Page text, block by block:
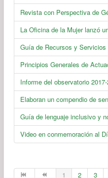
Revista con Perspectiva de
La Oficina de la Mujer lanzó
Guía de Recursos y
Principios Generales de
Informe del observatorio 2017-
Elaboran un compendio de
Guía de lenguaje inclusivo y
Video en conmemoración al
1 2 3